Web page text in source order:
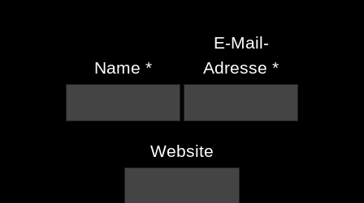
Name *
E-Mail-
Adresse*
Website